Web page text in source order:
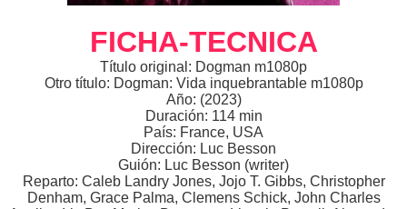
FICHA-TECNICA
Título original: Dogman m1080p
Otro título: Dogman: Vida inquebrantable m1080p
Año: (2023)
Duración: 114 min
País: France, USA
Dirección: Luc Besson
Guión: Luc Besson (writer)
Reparto: Caleb Landry Jones, Jojo T. Gibbs, Christopher
Denham, Grace Palma, Clemens Schick, John Charles